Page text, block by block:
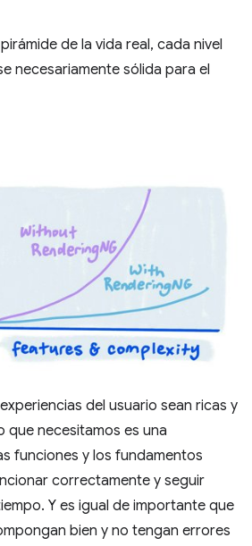
de la vida real, cada nivel
necesariamente sólida para el
del usuario sean ricas y
que necesitamos es una
funciones y los fundamentos
correctamente y seguir
Y es igual de importante que
bien y no tengan errores